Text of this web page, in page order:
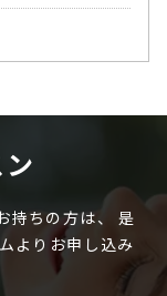
ちの方は、
是
よりお申し込み